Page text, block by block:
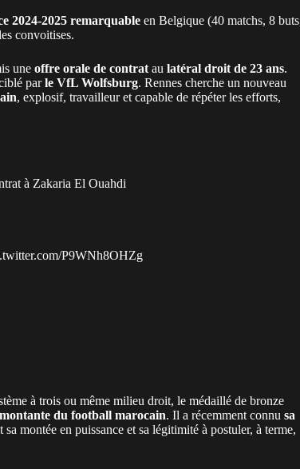
2024-2025 remarquable en Belgique (40 matchs, 8
convoitises.
une offre orale de contrat au latéral droit de 23 ans.
parle VfL Wolfsburg. Rennes cherche un nouveau
, explosif, travailleur et capable de répéter les efforts,
à Zakaria El Ouahdi
P9WNh8OHZg
à trois ou même milieu droit, le médaillé de bronze
du football marocain. Il a récemment connu sa
sa montée en puissance et sa légitimité à postuler, à terme,